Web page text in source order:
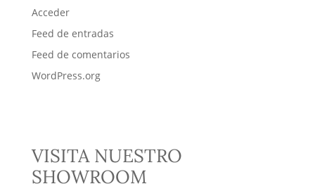
Acceder
Feed de entradas
Feed de comentarios
WordPress.org
VISITA NUESTRO
SHOWROOM